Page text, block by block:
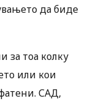
да биде
за тоа колку
или кои
САД,